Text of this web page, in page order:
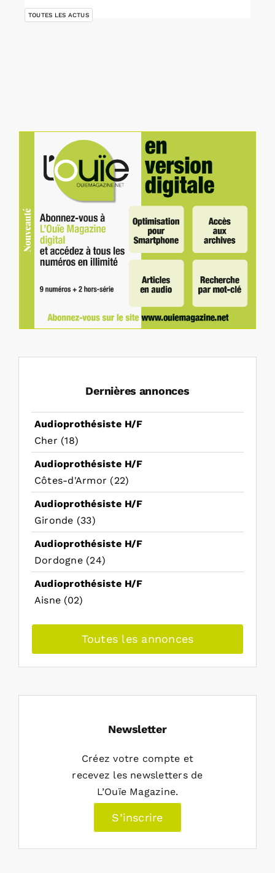
TOUTES LES ACTUS
Dernières annonces
Audioprothésiste H/F
Cher (18)
Audioprothésiste H/F
Côtes-d'Armor (22)
Audioprothésiste H/F
Gironde (33)
Audioprothésiste H/F
Dordogne (24)
Audioprothésiste H/F
Aisne (02)
Toutes les annonces
Newsletter
Créez votre compte et
recevez les newsletters de
L’Ouïe Magazine.
S’inscrire